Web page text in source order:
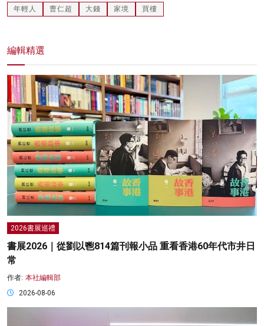
年輕人 曹仁超 大錢 家境 買樓
編輯精選
2026書展巡禮
書展2026｜從劉以鬯814篇刊報小品 重看香港60年代市井日
常
作者: 本社編輯部
2026-08-06